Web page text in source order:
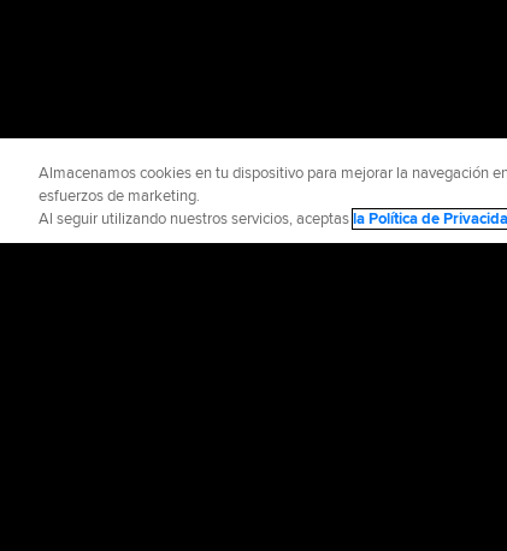
Almacenamos cookies en tu dispositivo para mejorar la navegación
esfuerzos de marketing.
Al seguir utilizando nuestros servicios, aceptasla Política de